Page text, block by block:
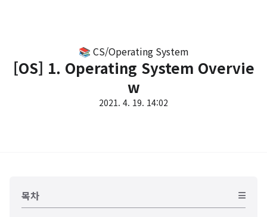
📚 CS/Operating System
[OS] 1. Operating System Overvie
w
2021. 4. 19. 14:02
목차